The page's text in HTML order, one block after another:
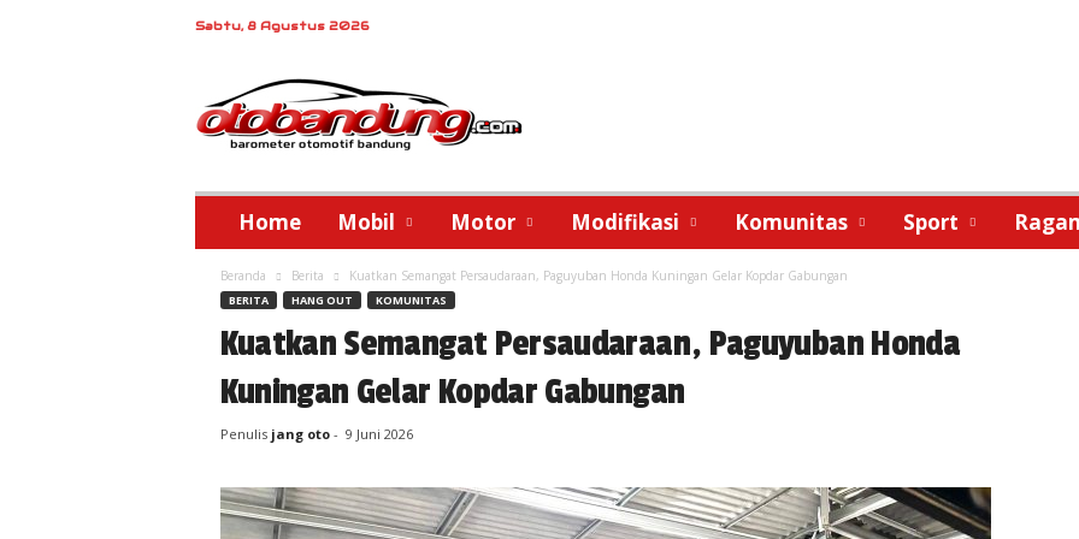
Sabtu, 8 Agustus 2026
b
Home Mobil Motor Modifikasi Komunitas Sport
Beranda Berita Kuatkan Semangat Persaudaraan, Paguyuban Honda Kuningan Gelar Kopdar Gabungan
BERITA HANG OUT KOMUNITAS
Kuatkan Semangat Persaudaraan, Paguyuban Honda
Kuningan Gelar Kopdar Gabungan
Penulis jang oto- 9 Juni 2026